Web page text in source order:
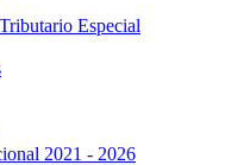
Especial
2021 - 2026